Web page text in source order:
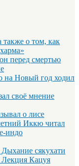
о том, как
перед смертью
Новый год ходил
своё мнение
о лисе
Иккю читал
индо
сякухати
Кацуя